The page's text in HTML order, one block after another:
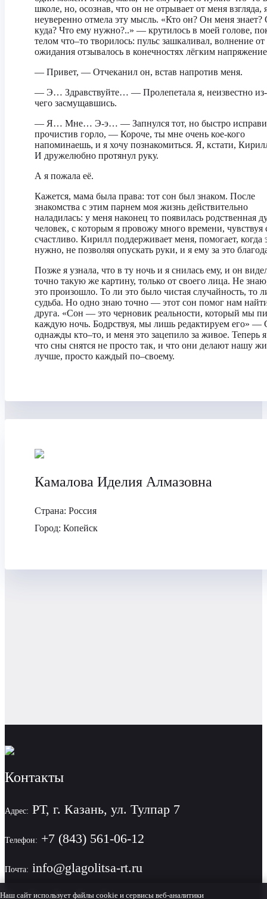
школе, но, осознав, что он не отрывает от меня взгляда,
неуверенно отмела эту мысль. «Кто он? Он меня знает?
куда? Что ему нужно?..» — крутилось в моей голове,
телом что–то творилось: пульс зашкаливал, волнение от
ожидания отзывалось в конечностях лёгким
— Привет, — Отчеканил он, встав напротив меня.
— Э… Здравствуйте… — Пролепетала я, неизвестно из-
чего засмущавшись.
— Я… Мне… Э-э… — Запнулся тот, но быстро
прочистив горло, — Короче, ты мне очень кое-кого
напоминаешь, и я хочу познакомиться. Я, кстати,
И дружелюбно протянул руку.
А я пожала её.
Кажется, мама была права: тот сон был знаком. После
знакомства с этим парнем моя жизнь действительно
наладилась: у меня наконец то появилась родственная
человек, с которым я провожу много времени, чувствуя
счастливо. Кирилл поддерживает меня, помогает, когда
нужно, не позволяя опускать руки, и я ему за это
Позже я узнала, что в ту ночь и я снилась ему, и он
точно такую же картину, только от своего лица. Не
это произошло. То ли это было чистая случайность, то
судьба. Но одно знаю точно — этот сон помог нам
друга. «Сон — это черновик реальности, который мы
каждую ночь. Бодрствуя, мы лишь редактируем его» —
однажды кто–то, и меня это зацепило за живое. Теперь
что сны снятся не просто так, и что они делают нашу
лучше, просто каждый по–своему.
Камалова Иделия Алмазовна
Страна: Россия
Город: Копейск
Контакты
Адрес: РТ, г. Казань, ул. Тулпар 7
Телефон: +7 (843) 561-06-12
Почта: info@glagolitsa-rt.ru
Наш сайт использует файлы cookie и сервисы веб-аналитики